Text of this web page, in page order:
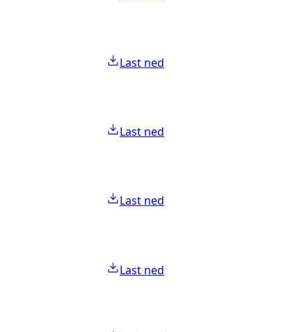
Last ned
Last ned
Last ned
Last ned